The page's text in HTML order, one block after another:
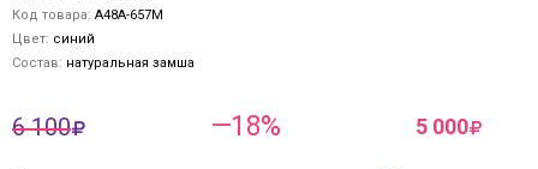
Код товара: A48A-657M
Цвет: синий
Состав: натуральная замша
6 100 —18% 5 000